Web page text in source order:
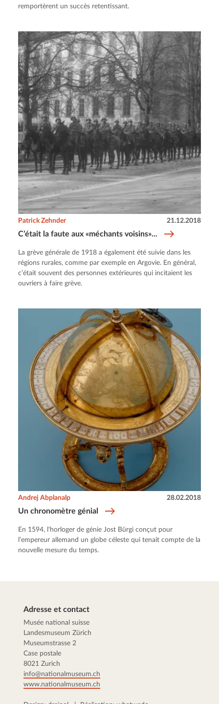
remportèrent un succès retentissant.
C’était la faute aux «méchants voisins»...
Patrick Zehnder 21.12.2018
La grève générale de 1918 a également été suivie dans les
régions rurales, comme par exemple en Argovie. En général,
c’était souvent des personnes extérieures qui incitaient les
ouvriers à faire grève.
Un chronomètre génial
Andrej Abplanalp 28.02.2018
En 1594, l'horloger de génie Jost Bürgi conçut pour
l’empereur allemand un globe céleste qui tenait compte de la
nouvelle mesure du temps.
Adresse et contact
Musée national suisse
Landesmuseum Zürich
Museumstrasse 2
Case postale
8021 Zurich
info@nationalmuseum.ch
www.nationalmuseum.ch